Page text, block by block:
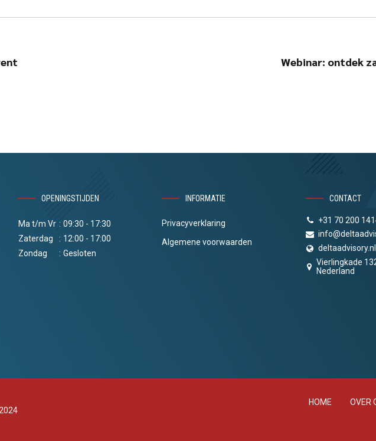
Webinar: ontdek
OPENINGSTIJDEN
Ma t/m Vr : 09:30 - 17:30
Zaterdag
: 12:00 - 17:00
Zondag
: Gesloten
INFORMATIE
Privacyverklaring
Algemene voorwaarden
CONTACT
+31 70 200
deltaadvisory.nl
Vierlingkade
Nederland
HOME OVER